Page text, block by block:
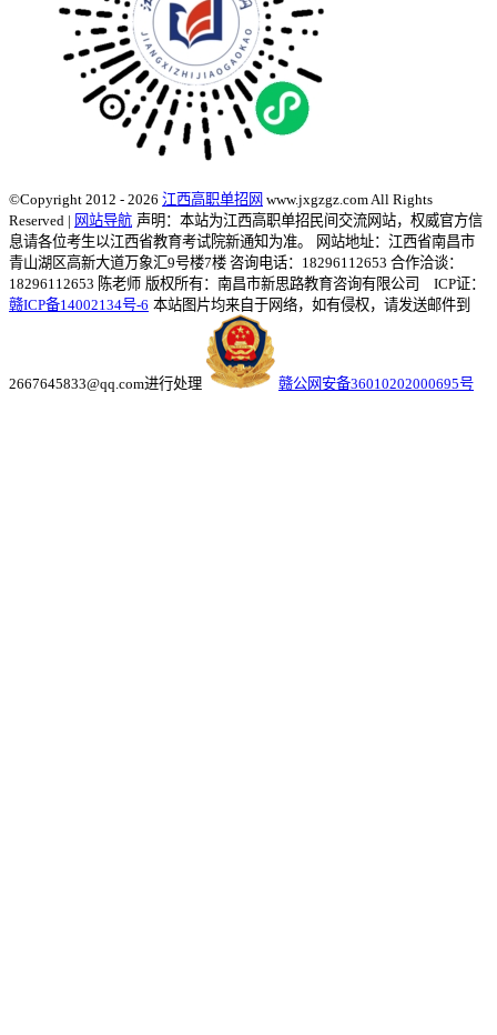
©Copyright 2012 - 2026 江西高职单招网 www.jxgzgz.com All Rights
Reserved | 网站导航 声明：本站为江西高职单招民间交流网站，权威官方信
息请各位考生以江西省教育考试院新通知为准。
网站地址：江西省南昌市
青山湖区高新大道万象汇9号楼7楼 咨询电话：18296112653 合作洽谈：
18296112653 陈老师 版权所有：南昌市新思路教育咨询有限公司 ICP证：
赣ICP备14002134号-6 本站图片均来自于网络，如有侵权，请发送邮件到
2667645833@qq.com进行处理 赣公网安备36010202000695号